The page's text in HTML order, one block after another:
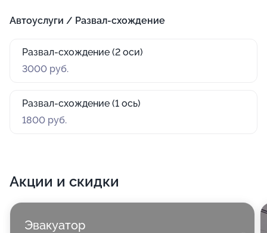
шарниров.
Автоуслуги / Развал-схождение
Развал-схождение (2 оси)
3000 руб.
Развал-схождение (1 ось)
1800 руб.
Акции и скидки
Эвакуатор